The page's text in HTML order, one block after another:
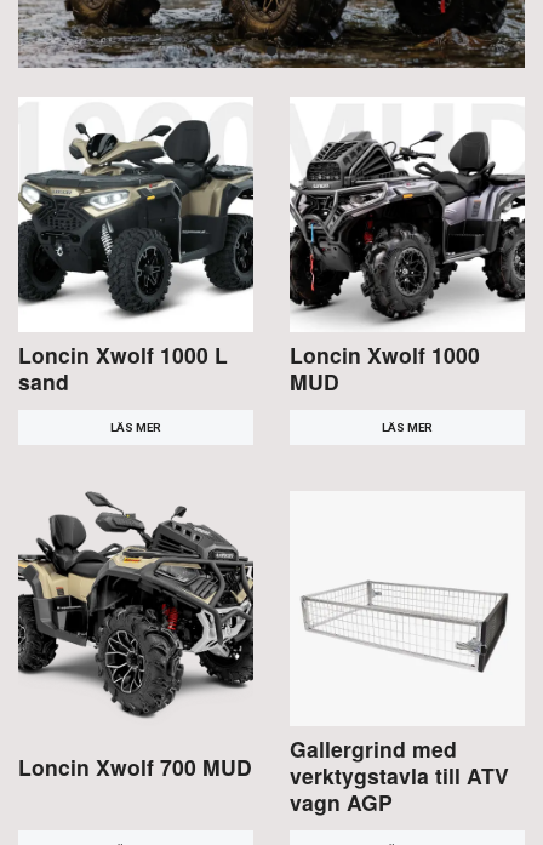
Loncin Xwolf 1000 L
sand
LÄS MER
Loncin Xwolf 1000
MUD
LÄS MER
Loncin Xwolf 700 MUD
Gallergrind med
verktygstavla till ATV
vagn AGP